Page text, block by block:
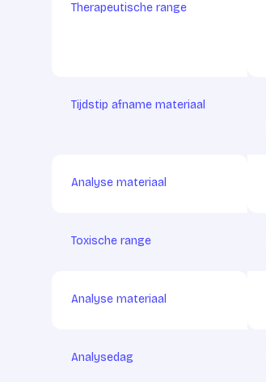
Therapeutische range
Tijdstip afname materiaal
Analyse materiaal
Toxische range
Analyse materiaal
Analysedag